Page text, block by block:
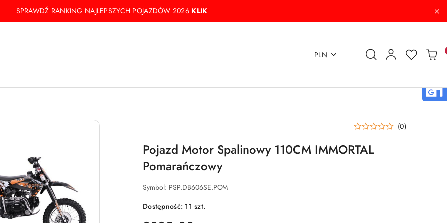
SPRAWDŹ RANKING NAJLEPSZYCH POJAZDÓW 2026 KLIK
PLN
(0)
Pojazd Motor Spalinowy 110CM IMMORTAL
Pomarańczowy
Symbol: PSP.DB606SE.POM
Dostępność: 11szt.